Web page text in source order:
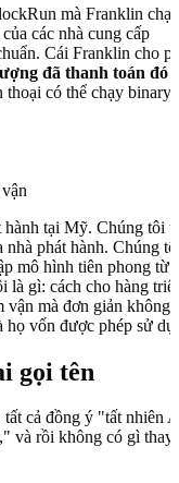
mà Franklin chạy
các nhà cung cấp
Cái Franklin cho
đã thanh toán đó
thoại có thể chạy binary
tại Mỹ. Chúng tôi
nhà phát hành. Chúng
mô hình tiên phong từ
là gì: cách cho hàng
vận mà đơn giản không
vốn được phép sử
gọi tên
tất cả đồng ý "tất nhiên
và rồi không có gì thay